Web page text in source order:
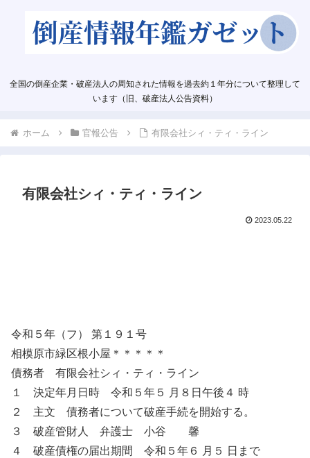
全国の倒産企業・破産法人の周知された情報を過去約１年分について整理して
います（旧、破産法人公告資料）
ホーム 官報公告 有限会社シィ・ティ・ライン
有限会社シィ・ティ・ライン
2023.05.22
令和５年（フ） 第１９１号
相模原市緑区根小屋＊＊＊＊＊
債務者 有限会社シィ・ティ・ライン
１ 決定年月日時 令和５年５ 月８日午後４ 時
２ 主文 債務者について破産手続を開始する。
３ 破産管財人 弁護士 小谷 馨
４ 破産債権の届出期間 令和５年６ 月５ 日まで